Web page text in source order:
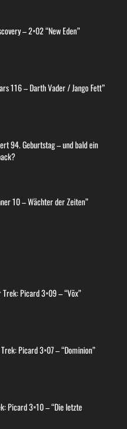
– 2×02 “New Eden”
116 – Darth Vader / Jango Fett”
94. Geburtstag – und bald ein
10 – Wächter der Zeiten”
Picard 3×09 – “Võx”
Picard 3×07 – “Dominion”
Picard 3×10 – “Die letzte